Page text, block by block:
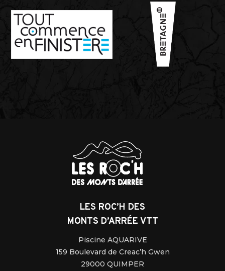
LES ROC’H DES
MONTS D’ARRÉE VTT
Piscine AQUARIVE
159 Boulevard de Creac’h Gwen
29000 QUIMPER